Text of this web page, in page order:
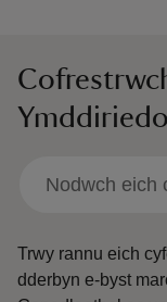
Trwy rannu eich
dderbyn e-byst